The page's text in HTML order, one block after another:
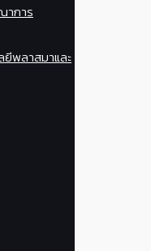
าการ
ยีพลาสมาและ